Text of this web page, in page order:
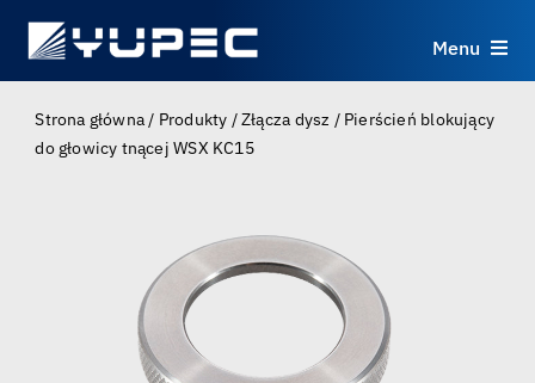
Menu
Produkty
Zastosowania
Strona główna/ Produkty /Złącza dysz / Pierścień blokujący
do głowicy tnącej WSX KC15